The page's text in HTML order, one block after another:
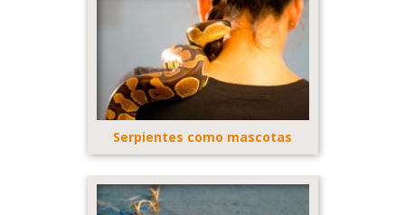
Serpientes como mascotas